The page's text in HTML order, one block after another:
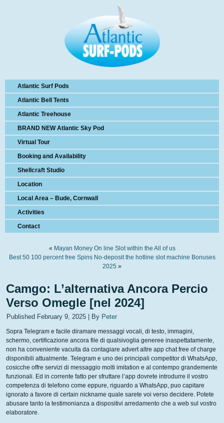
Atlantic Surf Pods
Atlantic Bell Tents
Atlantic Treehouse
BRAND NEW Atlantic Sky Pod
Virtual Tour
Booking and Availability
Shellcraft Studio
Location
Local Area – Bude, Cornwall
Activities
Contact
« Mayan Money On line Slot within the All of us
Best 50 100 percent free Spins No-deposit the hotline slot machine Bonuses
2025 »
Camgo: L’alternativa Ancora Percio
Verso Omegle [nel 2024]
Published February 9, 2025 By Peter
Sopra Telegram e facile diramare messaggi vocali, di testo, immagini,
schermo, certificazione ancora file di qualsivoglia generee inaspettatamente,
non ha conveniente vacuita da contagiare advert altre app chat free of charge
disponibili attualmente. Telegram e uno dei principali competitor di WhatsApp,
cosicche offre servizi di messaggio molti imitation e al contempo grandemente
funzionali. Ed in corrente fatto per sfruttare l’app dovrete introdurre il vostro
competenza di telefono come eppure, riguardo a WhatsApp, puo capitare
ignorato a favore di certain nickname quale sarete voi verso decidere. Potete
abusare tanto la testimonianza a dispositivi arredamento che a web sul vostro
elaboratore.